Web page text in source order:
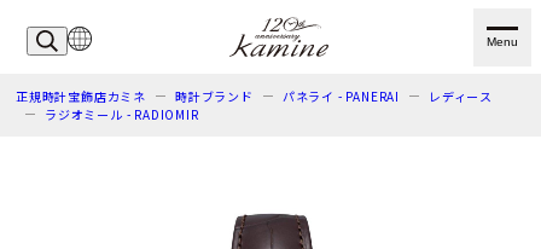
Menu
正規時計宝飾店カミネ 時計ブランド パネライ - PANERAI
レディース
ラジオミール - RADIOMIR